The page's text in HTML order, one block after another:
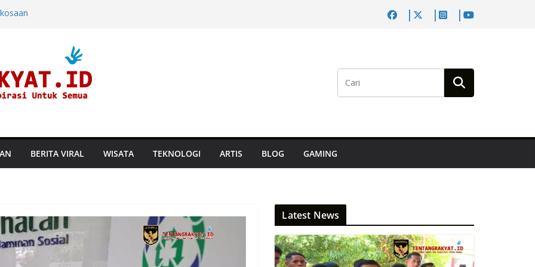
dan
di Hayam
Perusahaan
BERITA VIRAL WISATA TEKNOLOGI ARTIS BLOG GAMING
Latest News